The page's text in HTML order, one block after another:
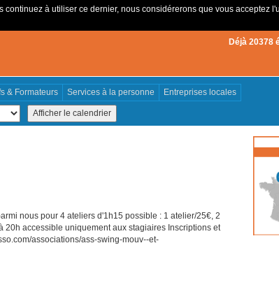
à utiliser ce dernier, nous considérerons que vous acceptez
Déjà 20378
& Formateurs Services à la personne Entreprises locales
nous pour 4 ateliers d'1h15 possible : 1 atelier/25€, 2
accessible uniquement aux stagiaires Inscriptions et
associations/ass-swing-mouv--et-